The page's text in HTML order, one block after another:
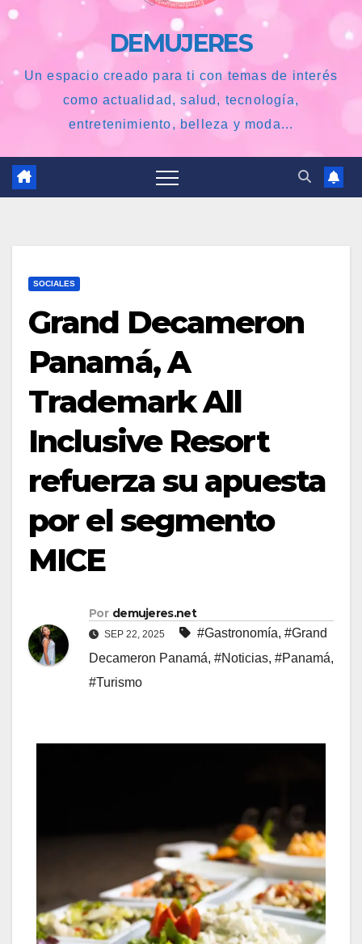
DEMUJERES
Un espacio creado para ti con temas de interés
como actualidad, salud, tecnología,
entretenimiento, belleza y moda...
SOCIALES
Grand Decameron
Panamá, A
Trademark All
Inclusive Resort
refuerza su apuesta
por el segmento
MICE
Por demujeres.net
SEP 22, 2025 #Gastronomía, #Grand
Decameron Panamá, #Noticias, #Panamá,
#Turismo